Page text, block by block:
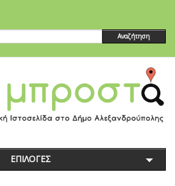
Αναζήτηση
ΕΠΙΛΟΓΕΣ